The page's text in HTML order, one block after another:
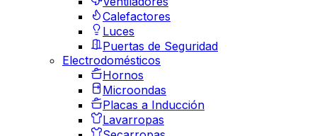
Calefactores
Luces
Puertas de Seguridad
Electrodomésticos
Hornos
Microondas
Placas a Inducción
Lavarropas